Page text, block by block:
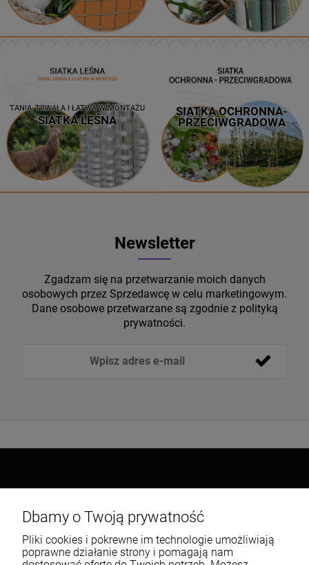
TANIA, TRWAŁA I ŁATWA W MONTAŻU
SIATKA LEŚNA
SIATKA OCHRONNA-
PRZECIWGRADOWA
Newsletter
Zgadzam się na przetwarzanie moich danych
osobowych przez Sprzedawcę w celu marketingowym.
Dane osobowe przetwarzane są zgodnie z polityką
prywatności.
Warunki zakupów
Moje konto
Dbamy o Twoją prywatność
Pliki cookies i pokrewne im technologie umożliwiają
poprawne działanie strony i pomagają nam